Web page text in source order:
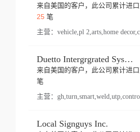
来自美国的客户，此公司累计进
25笔
主营：
Duetto Intergrgrated Systems Inc.
来自美国的客户，此公司累计进
笔
主营：
Local Signguys Inc.